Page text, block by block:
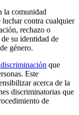
la comunidad
luchar contra cualquier
rechazo o
su identidad de
género.
que
Este
acerca de la
discriminatorias que
de